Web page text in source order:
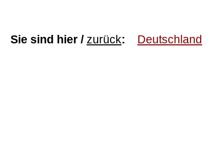
Sie sind hier / zurück: Deutschland